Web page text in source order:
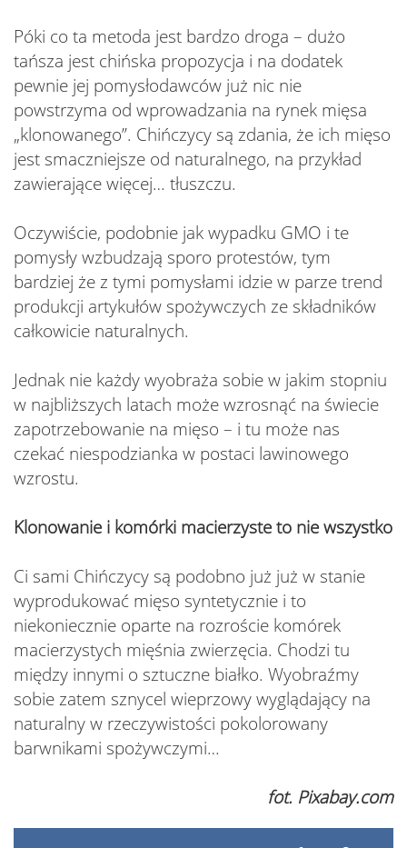
Póki co ta metoda jest bardzo droga – dużo
tańsza jest chińska propozycja i na dodatek
pewnie jej pomysłodawców już nic nie
powstrzyma od wprowadzania na rynek mięsa
„klonowanego”. Chińczycy są zdania, że ich mięso
jest smaczniejsze od naturalnego, na przykład
zawierające więcej… tłuszczu.
Oczywiście, podobnie jak wypadku GMO i te
pomysły wzbudzają sporo protestów, tym
bardziej że z tymi pomysłami idzie w parze trend
produkcji artykułów spożywczych ze składników
całkowicie naturalnych.
Jednak nie każdy wyobraża sobie w jakim stopniu
w najbliższych latach może wzrosnąć na świecie
zapotrzebowanie na mięso – i tu może nas
czekać niespodzianka w postaci lawinowego
wzrostu.
Klonowanie i komórki macierzyste to nie wszystko
Ci sami Chińczycy są podobno już już w stanie
wyprodukować mięso syntetycznie i to
niekoniecznie oparte na rozroście komórek
macierzystych mięśnia zwierzęcia. Chodzi tu
między innymi o sztuczne białko. Wyobraźmy
sobie zatem sznycel wieprzowy wyglądający na
naturalny w rzeczywistości pokolorowany
barwnikami spożywczymi…
fot. Pixabay.com